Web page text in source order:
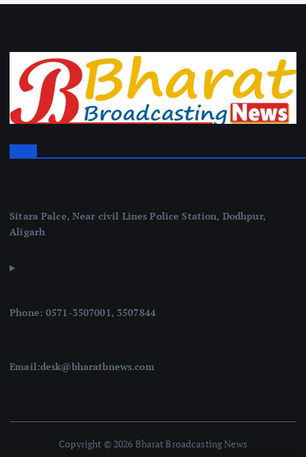
Sitara Palce, Near civil Lines Police Station, Dodhpur,
Aligarh
Phone: 0571-3507001, 3507844
Email:desk@bharatbnews.com
Copyright © 2026 Bharat Broadcasting News